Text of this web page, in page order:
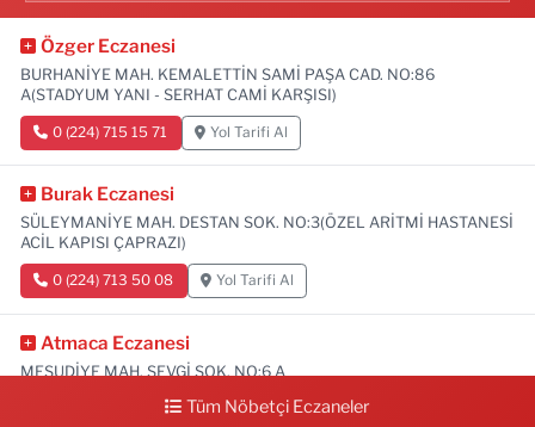
Özger Eczanesi
BURHANİYE MAH. KEMALETTİN SAMİ PAŞA CAD. NO:86
A(STADYUM YANI - SERHAT CAMİ KARŞISI)
0 (224) 715 15 71 Yol Tarifi Al
Burak Eczanesi
SÜLEYMANİYE MAH. DESTAN SOK. NO:3(ÖZEL ARİTMİ HASTANESİ
ACİL KAPISI ÇAPRAZI)
0 (224) 713 50 08 Yol Tarifi Al
Atmaca Eczanesi
MESUDİYE MAH. SEVGİ SOK. NO:6 A
0 (224) 711 04 24 Yol Tarifi Al
Tüm Nöbetçi Eczaneler